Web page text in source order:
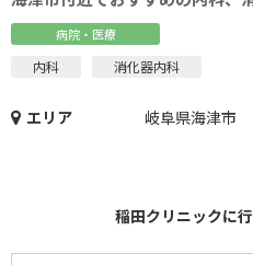
病院・医療
内科 消化器内科
エリア 岐阜県海津市
稲田クリニックに